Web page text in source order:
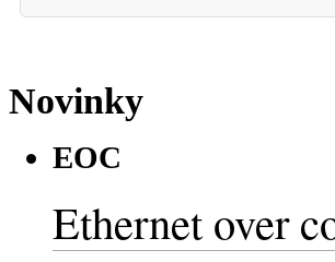
Novinky
EOC
Ethernet over